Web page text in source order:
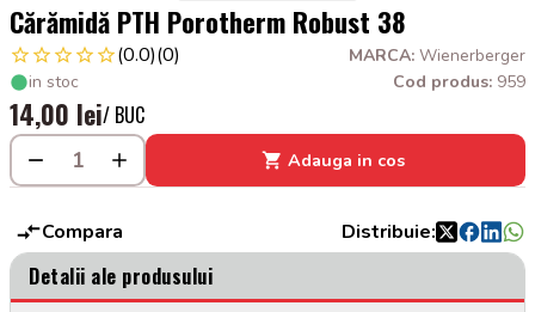
Cărămidă PTH Porotherm Robust 38
(0.0)(0) MARCA: Wienerberger
in stoc
Cod produs: 959
14,00 lei/ BUC
Adauga in cos
Compara Distribuie:
Detalii ale produsului